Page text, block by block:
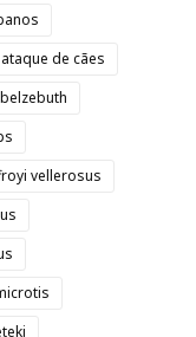
ataque de cães
vellerosus